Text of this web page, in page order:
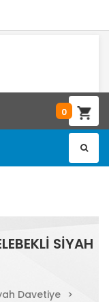
0
SIYAH
Davetiye >